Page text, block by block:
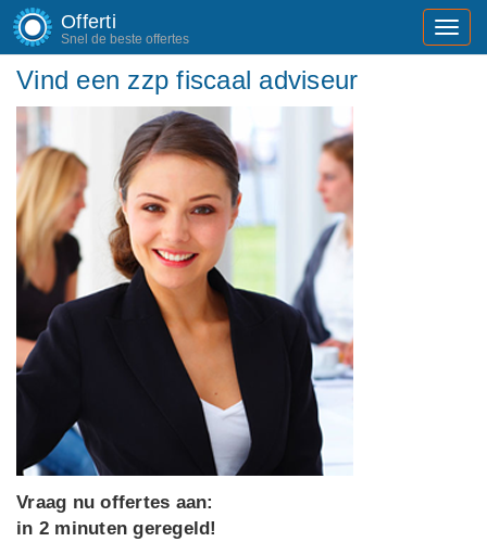
Offerti
Snel de beste offertes
Vind een zzp fiscaal adviseur
Vraag nu offertes aan:
in 2 minuten geregeld!